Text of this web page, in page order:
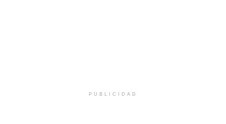
PUBLICIDAD